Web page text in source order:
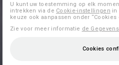
U kunt uw toestemming op elk
intrekken via de Cookie-instellingen in
keuze ook aanpassen onder “Cookies
Zie voor meer informatie de
Cookies